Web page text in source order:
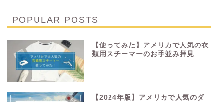
POPULAR POSTS
【使ってみた】アメリカで人気の衣
類用スチーマーのお手並み拝見
【2024年版】アメリカで人気のダ